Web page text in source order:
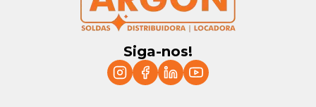
Siga-nos!